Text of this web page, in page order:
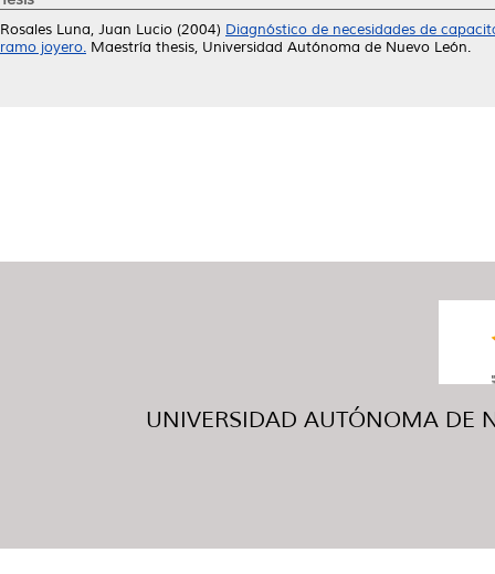
Rosales Luna, Juan Lucio (2004) Diagnóstico de necesidades de
ramo joyero. Maestría thesis, Universidad Autónoma de Nuevo León.
UNIVERSIDAD AUTÓNOMA DE